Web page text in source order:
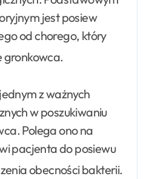
jest posiew
od chorego, który
gronkowca.
z ważnych
w poszukiwaniu
Polega ono na
pacjenta do posiewu
obecności bakterii.